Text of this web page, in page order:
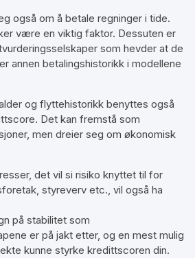
også om å betale regninger i tide.
være en viktig faktor. Dessuten er
som hevder at de
annen betalingshistorikk i modellene
og flyttehistorikk benyttes også
Det kan fremstå som
men dreier seg om økonomisk
det vil si risiko knyttet til for
styreverv etc., vil også ha
på stabilitet som
er på jakt etter, og en mest mulig
kunne styrke kredittscoren din.